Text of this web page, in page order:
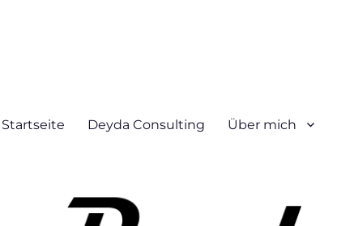
Startseite Deyda Consulting Über mich